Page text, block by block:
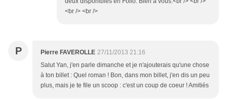
<br /> <br />
P Pierre FAVEROLLE 27/11/2013 21:16
Salut Yan, j'en parle dimanche et je n'ajouterais qu'une chose
à ton billet : Quel roman ! Bon, dans mon billet, j'en dis un peu
plus, mais je te file un scoop : c'est un coup de coeur ! Amitiés